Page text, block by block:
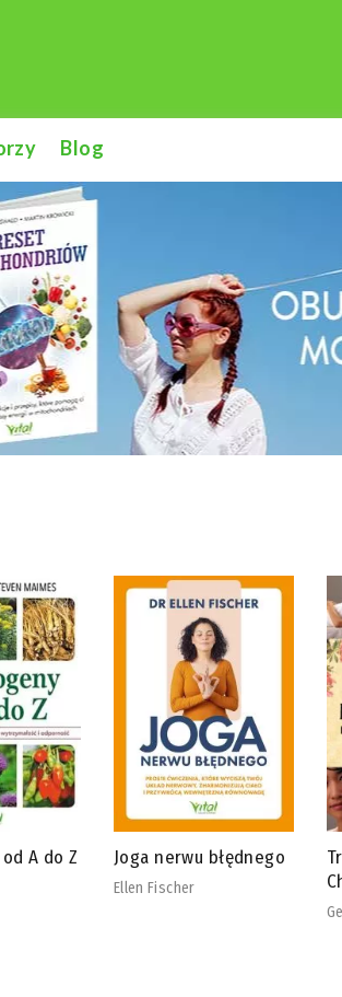
Blog
Tradycyjna Medycyna
Chińska